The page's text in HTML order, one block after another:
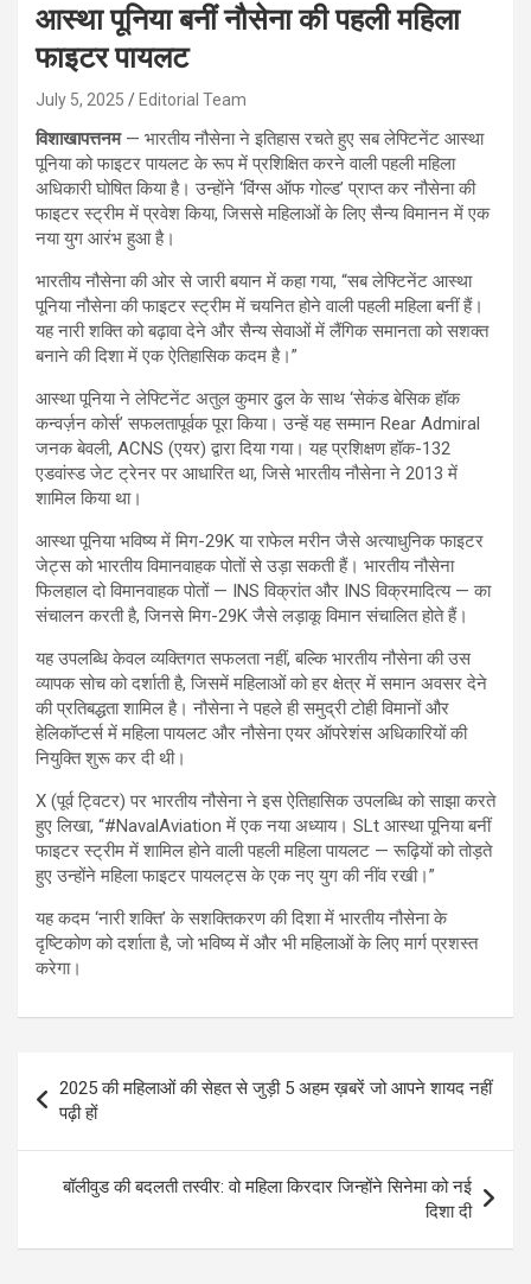
आस्था पूनिया बनीं नौसेना की पहली महिला
फाइटर पायलट
July 5, 2025 Editorial Team
विशाखापत्तनम— भारतीय नौसेना ने इतिहास रचते हुए सब लेफ्टिनेंट आस्था
पूनिया को फाइटर पायलट के रूप में प्रशिक्षित करने वाली पहली महिला
अधिकारी घोषित किया है। उन्होंने ‘विंग्स ऑफ गोल्ड’ प्राप्त कर नौसेना की
फाइटर स्ट्रीम में प्रवेश किया, जिससे महिलाओं के लिए सैन्य विमानन में एक
नया युग आरंभ हुआ है।
भारतीय नौसेना की ओर से जारी बयान में कहा गया, “सब लेफ्टिनेंट आस्था
पूनिया नौसेना की फाइटर स्ट्रीम में चयनित होने वाली पहली महिला बनीं हैं।
यह नारी शक्ति को बढ़ावा देने और सैन्य सेवाओं में लैंगिक समानता को सशक्त
बनाने की दिशा में एक ऐतिहासिक कदम है।”
आस्था पूनिया ने लेफ्टिनेंट अतुल कुमार ढुल के साथ ‘सेकंड बेसिक हॉक
कन्वर्ज़न कोर्स’ सफलतापूर्वक पूरा किया। उन्हें यह सम्मान Rear Admiral
जनक बेवली, ACNS (एयर) द्वारा दिया गया। यह प्रशिक्षण हॉक-132
एडवांस्ड जेट ट्रेनर पर आधारित था, जिसे भारतीय नौसेना ने 2013 में
शामिल किया था।
आस्था पूनिया भविष्य में मिग-29K या राफेल मरीन जैसे अत्याधुनिक फाइटर
जेट्स को भारतीय विमानवाहक पोतों से उड़ा सकती हैं। भारतीय नौसेना
फिलहाल दो विमानवाहक पोतों — INS विक्रांत और INS विक्रमादित्य — का
संचालन करती है, जिनसे मिग-29K जैसे लड़ाकू विमान संचालित होते हैं।
यह उपलब्धि केवल व्यक्तिगत सफलता नहीं, बल्कि भारतीय नौसेना की उस
व्यापक सोच को दर्शाती है, जिसमें महिलाओं को हर क्षेत्र में समान अवसर देने
की प्रतिबद्धता शामिल है। नौसेना ने पहले ही समुद्री टोही विमानों और
हेलिकॉप्टर्स में महिला पायलट और नौसेना एयर ऑपरेशंस अधिकारियों की
नियुक्ति शुरू कर दी थी।
X (पूर्व ट्विटर) पर भारतीय नौसेना ने इस ऐतिहासिक उपलब्धि को साझा करते
हुए लिखा, “#NavalAviation में एक नया अध्याय। SLt आस्था पूनिया बनीं
फाइटर स्ट्रीम में शामिल होने वाली पहली महिला पायलट — रूढ़ियों को तोड़ते
हुए उन्होंने महिला फाइटर पायलट्स के एक नए युग की नींव रखी।”
यह कदम ‘नारी शक्ति’ के सशक्तिकरण की दिशा में भारतीय नौसेना के
दृष्टिकोण को दर्शाता है, जो भविष्य में और भी महिलाओं के लिए मार्ग प्रशस्त
करेगा।
navigation
2025 की महिलाओं की सेहत से जुड़ी 5 अहम ख़बरें जो आपने शायद नहीं
पढ़ी हों
बॉलीवुड की बदलती तस्वीर: वो महिला किरदार जिन्होंने सिनेमा को नई
दिशा दी